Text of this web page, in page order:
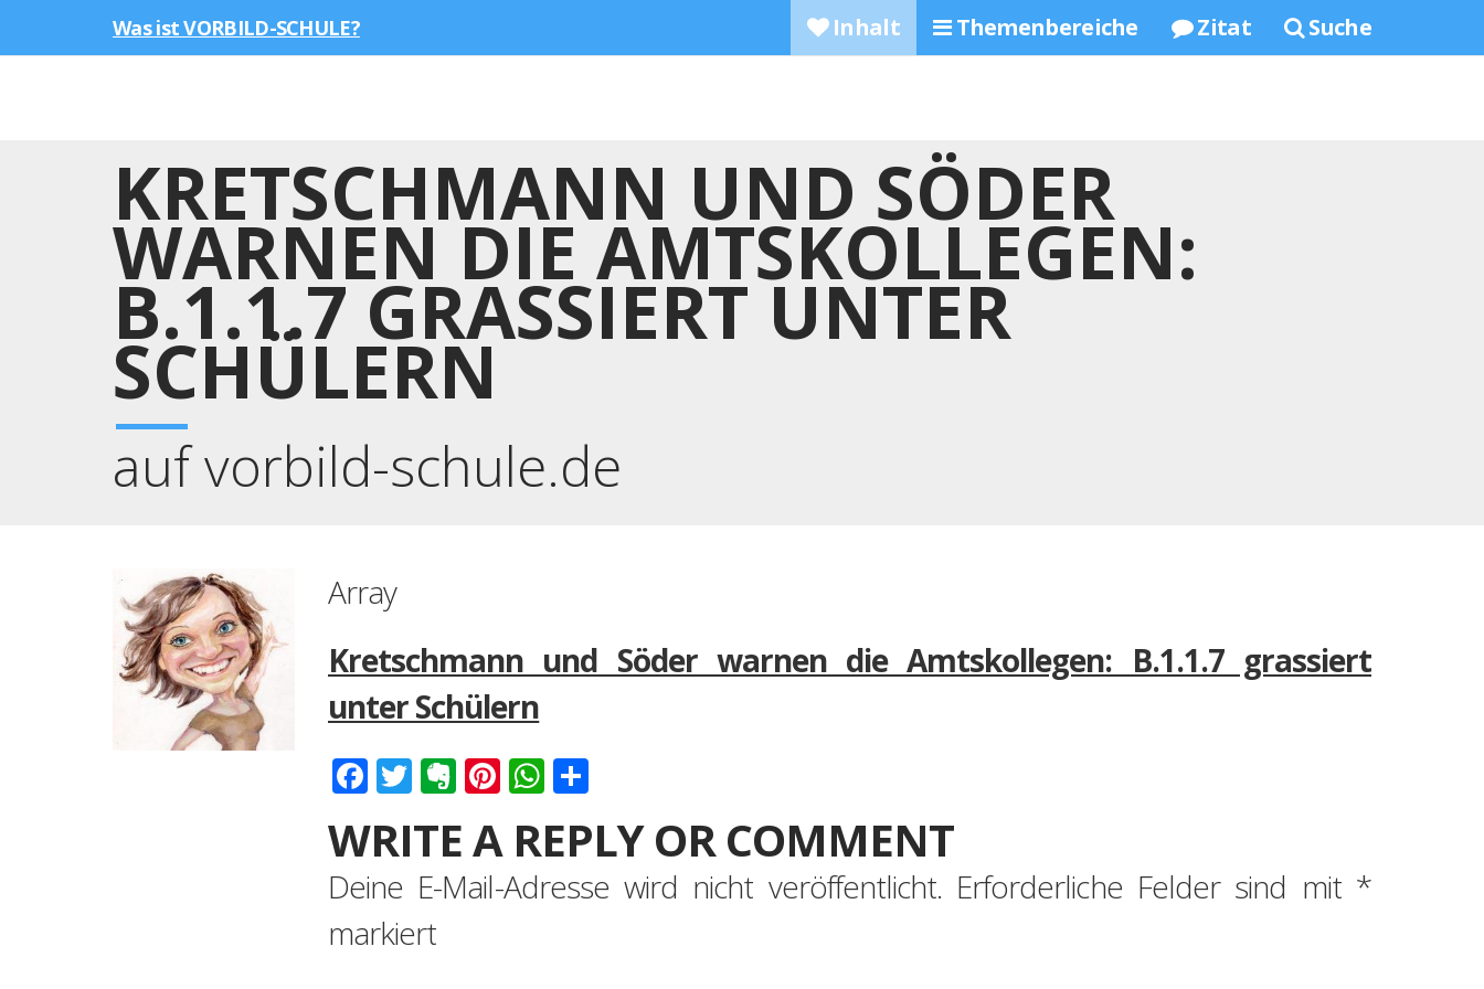
Was ist VORBILD-SCHULE? Inhalt Themenbereiche Zitat Suche
KRETSCHMANN UND SÖDER
WARNEN DIE AMTSKOLLEGEN:
B.1.1.7 GRASSIERT UNTER
SCHÜLERN
auf vorbild-schule.de
Array
Kretschmann und Söder warnen die Amtskollegen: B.1.1.7 grassiert
unter Schülern
Facebook
Twitter
Evernote
Pinterest
WhatsApp
WRITE A REPLY OR COMMENT
Deine E-Mail-Adresse wird nicht veröffentlicht. Erforderliche Felder sind mit *
markiert